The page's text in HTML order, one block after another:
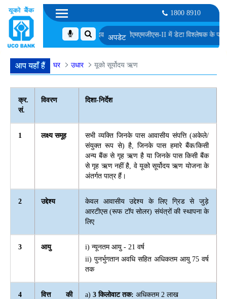
1800 8910
अनंतिम रूप से चुने गए उम्मीदवारों की सूचीएमएमजीएस-II में डेटा विश्लेषक के पद के लिए
आप यहाँ हैं घर उधार यूको सूर्योदय ऋण
क्र.
सं.
विवरण दिशा-निर्देश
1 लक्ष्य समूह
सभी व्यक्ति जिनके पास आवासीय संपत्ति (अकेले/
संयुक्त रूप से) है, जिनके पास हमारे बैंक/किसी
अन्य बैंक से गृह ऋण है या जिनके पास किसी बैंक
से गृह ऋण नहीं है, वे यूको सूर्योदय ऋण योजना के
अंतर्गत पात्र हैं।
2 उद्देश्य
केवल आवासीय उद्देश्य के लिए ग्रिड से जुड़े
आरटीएस (रूफ टॉप सोलर) संयंत्रों की स्थापना के
लिए
3 आयु
i) न्यूनतम आयु - 21 वर्ष
ii) पुनर्भुगतान अवधि सहित अधिकतम आयु 75 वर्ष
तक
4
वित्त की
a) 3 किलोवाट तक: अधिकतम 2 लाख